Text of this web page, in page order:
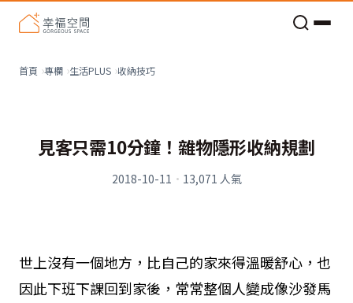
首頁 專欄 生活PLUS 收納技巧
見客只需10分鐘！雜物隱形收納規劃
2018-10-11 · 13,071 人氣
世上沒有一個地方，比自己的家來得溫暖舒心，也
因此下班下課回到家後，常常整個人變成像沙發馬